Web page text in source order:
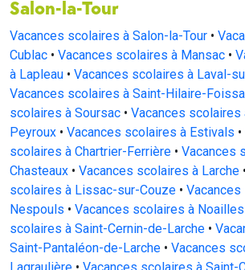
Salon-la-Tour
Vacances scolaires à Salon-la-Tour •
Cublac • Vacances scolaires à Mansac •
à Lapleau • Vacances scolaires à Laval-
Vacances scolaires à Saint-Hilaire-
scolaires à Soursac • Vacances scolaires
Peyroux • Vacances scolaires à Estivals •
scolaires à Chartrier-Ferrière • Vacances
Chasteaux • Vacances scolaires à Larche •
scolaires à Lissac-sur-Couze •
Nespouls • Vacances scolaires à Noailles
scolaires à Saint-Cernin-de-Larche •
Saint-Pantaléon-de-Larche • Vacances